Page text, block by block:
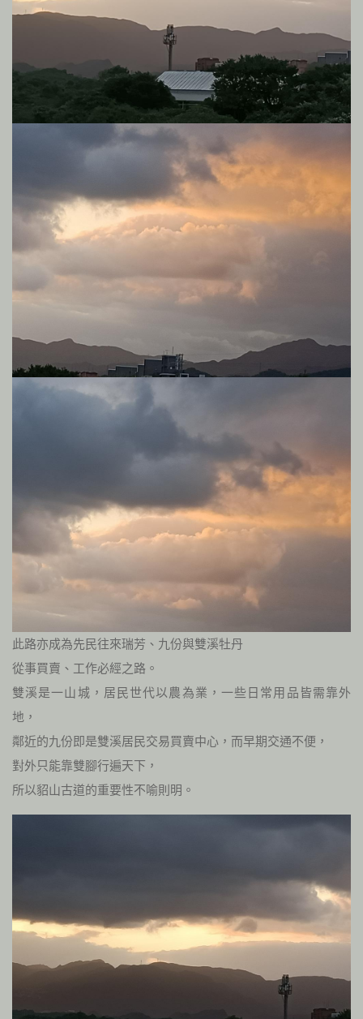
此路亦成為先民往來瑞芳、九份與雙溪牡丹
從事買賣、工作必經之路。
雙溪是一山城，居民世代以農為業，一些日常用品皆需靠外
地，
鄰近的九份即是雙溪居民交易買賣中心，而早期交通不便，
對外只能靠雙腳行遍天下，
所以貂山古道的重要性不喻則明。